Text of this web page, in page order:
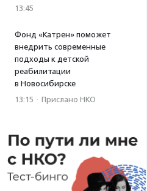
13:45
Фонд «Катрен» поможет
внедрить современные
подходы к детской
реабилитации
в Новосибирске
13:15 · Прислано НКО